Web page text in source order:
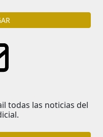
todas las noticias del